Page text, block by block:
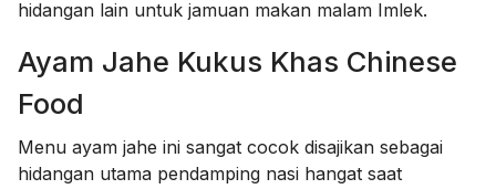
hidangan lain untuk jamuan makan malam Imlek.
Ayam Jahe Kukus Khas Chinese
Food
Menu ayam jahe ini sangat cocok disajikan sebagai
hidangan utama pendamping nasi hangat saat